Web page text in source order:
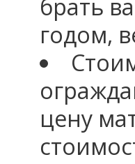
брать
годом,
цену